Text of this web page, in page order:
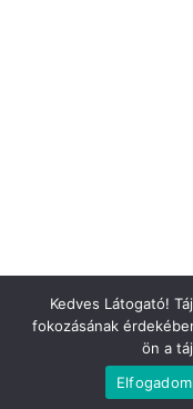
Kedves Látogató!
fokozásának
ön a
Elfogadom